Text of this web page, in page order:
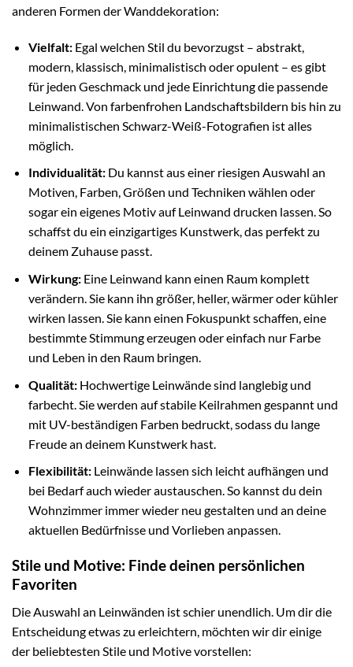
anderen Formen der Wanddekoration:
Vielfalt:Egal welchen Stil du bevorzugst – abstrakt,
modern, klassisch, minimalistisch oder opulent – es gibt
für jeden Geschmack und jede Einrichtung die passende
Leinwand. Von farbenfrohen Landschaftsbildern bis hin zu
minimalistischen Schwarz-Weiß-Fotografien ist alles
möglich.
Individualität:Du kannst aus einer riesigen Auswahl an
Motiven, Farben, Größen und Techniken wählen oder
sogar ein eigenes Motiv auf Leinwand drucken lassen. So
schaffst du ein einzigartiges Kunstwerk, das perfekt zu
deinem Zuhause passt.
Wirkung:Eine Leinwand kann einen Raum komplett
verändern. Sie kann ihn größer, heller, wärmer oder kühler
wirken lassen. Sie kann einen Fokuspunkt schaffen, eine
bestimmte Stimmung erzeugen oder einfach nur Farbe
und Leben in den Raum bringen.
Qualität:Hochwertige Leinwände sind langlebig und
farbecht. Sie werden auf stabile Keilrahmen gespannt und
mit UV-beständigen Farben bedruckt, sodass du lange
Freude an deinem Kunstwerk hast.
Flexibilität:Leinwände lassen sich leicht aufhängen und
bei Bedarf auch wieder austauschen. So kannst du dein
Wohnzimmer immer wieder neu gestalten und an deine
aktuellen Bedürfnisse und Vorlieben anpassen.
Stile und Motive: Finde deinen persönlichen
Favoriten
Die Auswahl an Leinwänden ist schier unendlich. Um dir die
Entscheidung etwas zu erleichtern, möchten wir dir einige
der beliebtesten Stile und Motive vorstellen: